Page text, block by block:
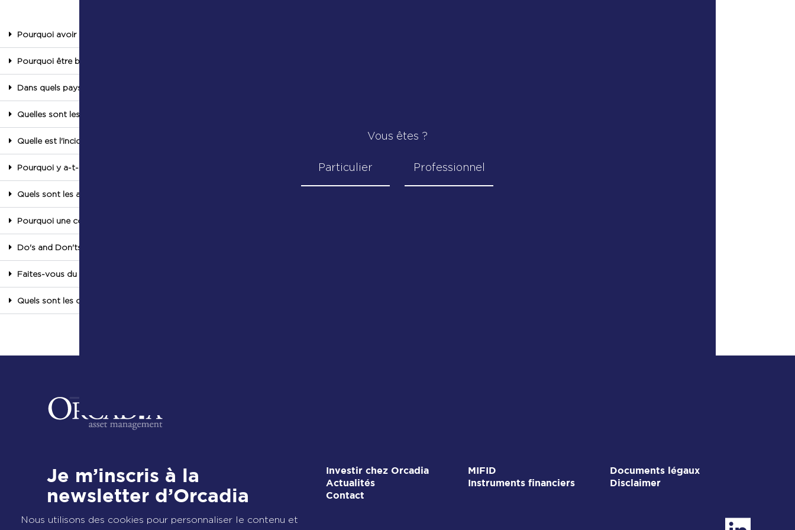
Pourquoi avoir choisi le nom Orcadia ?
Pourquoi être basé à Luxembourg ?
Dans quels pays Orcadia Asset Management offre-t-elle ses services de gestion ?
Quelles sont les critiques que l’on peut formuler à l’encontre de l’investissement responsable ?
Quelle est l'incidence du caractère responsable sur la performance boursière ?
Pourquoi y a-t-il si peu de femmes chez Orcadia ?
Quels sont les avantages et inconvénients des ETF ?
Pourquoi une commission de performance (« performance fee ») dans une sicav et pas dans la gestion discrétionnaire ?
Do's and Don'ts : qu'est-ce qui caractérise notre gestion ?
Faites-vous du prêt de titre (stock lending et bond lending) ?
Quels sont les critères ESG pour la sélection des obligations souveraines ?
Je m’inscris à la
newsletter d’Orcadia
Investir chez Orcadia
Actualités
Contact
MIFID
Instruments financiers
Documents légaux
Disclaimer
Nous utilisons des cookies pour personnaliser le contenu et
Vous êtes ?
Particulier Professionnel